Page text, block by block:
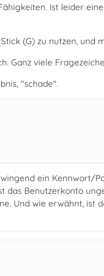
Ist leider
(G) zu nutzen, und
Ganz viele
"schade".
ein Kennwort/
das Benutzerkonto
Und wie erwähnt, ist